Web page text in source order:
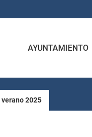
AYUNTAMIENTO
2025